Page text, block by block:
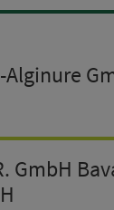
GmbH